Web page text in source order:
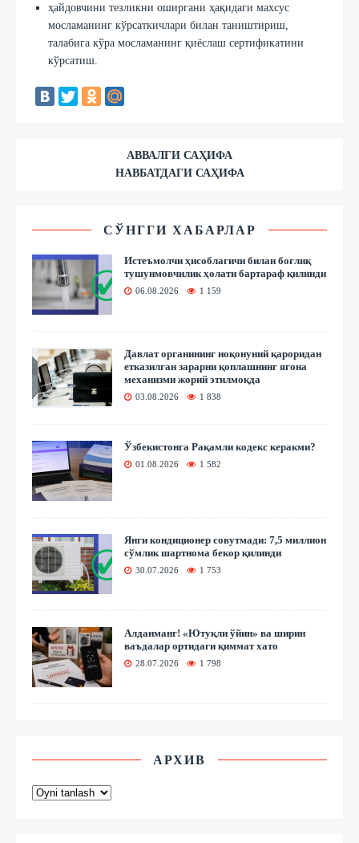
ҳайдовчини тезликни оширгани ҳақидаги махсус
мосламанинг кўрсаткичлари билан таништириш,
талабига кўра мосламанинг қиёслаш сертификатини
кўрсатиш.
АВВАЛГИ САҲИФА
НАВБАТДАГИ САҲИФА
СЎНГГИ ХАБАРЛАР
Истеъмолчи ҳисоблагичи билан боғлиқ
тушунмовчилик ҳолати бартараф қилинди
06.08.2026 1 159
Давлат органининг ноқонуний қароридан
етказилган зарарни қоплашнинг ягона
механизми жорий этилмоқда
03.08.2026 1 838
Ўзбекистонга Рақамли кодекс керакми?
01.08.2026 1 582
Янги кондиционер совутмади: 7,5 миллион
сўмлик шартнома бекор қилинди
30.07.2026 1 753
Алданманг! «Ютуқли ўйин» ва ширин
ваъдалар ортидаги қиммат хато
28.07.2026 1 798
АРХИВ